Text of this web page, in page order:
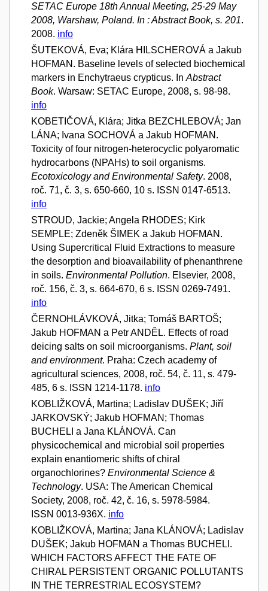
SETAC Europe 18th Annual Meeting, 25-29 May
2008, Warshaw, Poland. In : Abstract Book, s. 201.
2008. info
ŠUTEKOVÁ, Eva; Klára HILSCHEROVÁ a Jakub
HOFMAN. Baseline levels of selected biochemical
markers in Enchytraeus crypticus. In Abstract
Book. Warsaw: SETAC Europe, 2008, s. 98-98.
info
KOBETIČOVÁ, Klára; Jitka BEZCHLEBOVÁ; Jan
LÁNA; Ivana SOCHOVÁ a Jakub HOFMAN.
Toxicity of four nitrogen-heterocyclic polyaromatic
hydrocarbons (NPAHs) to soil organisms.
Ecotoxicology and Environmental Safety. 2008,
roč. 71, č. 3, s. 650-660, 10 s. ISSN 0147-6513.
info
STROUD, Jackie; Angela RHODES; Kirk
SEMPLE; Zdeněk ŠIMEK a Jakub HOFMAN.
Using Supercritical Fluid Extractions to measure
the desorption and bioavailability of phenanthrene
in soils. Environmental Pollution. Elsevier, 2008,
roč. 156, č. 3, s. 664-670, 6 s. ISSN 0269-7491.
info
ČERNOHLÁVKOVÁ, Jitka; Tomáš BARTOŠ;
Jakub HOFMAN a Petr ANDĚL. Effects of road
deicing salts on soil microorganisms. Plant, soil
and environment. Praha: Czech academy of
agricultural sciences, 2008, roč. 54, č. 11, s. 479-
485, 6 s. ISSN 1214-1178. info
KOBLIŽKOVÁ, Martina; Ladislav DUŠEK; Jiří
JARKOVSKÝ; Jakub HOFMAN; Thomas
BUCHELI a Jana KLÁNOVÁ. Can
physicochemical and microbial soil properties
explain enantiomeric shifts of chiral
organochlorines? Environmental Science &
Technology. USA: The American Chemical
Society, 2008, roč. 42, č. 16, s. 5978-5984.
ISSN 0013-936X. info
KOBLIŽKOVÁ, Martina; Jana KLÁNOVÁ; Ladislav
DUŠEK; Jakub HOFMAN a Thomas BUCHELI.
WHICH FACTORS AFFECT THE FATE OF
CHIRAL PERSISTENT ORGANIC POLLUTANTS
IN THE TERRESTRIAL ECOSYSTEM?